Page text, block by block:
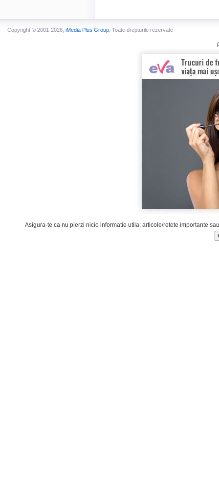
Copyright © 2001-2026, iMedia Plus Group . Toate drepturile rezervate
Asigura-te ca nu pierzi nicio informatie utila: articole/retete importante